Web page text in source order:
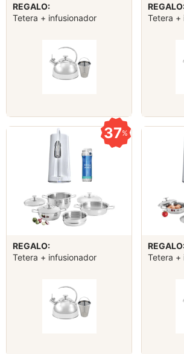
REGALO:
Tetera + infusionador
Tetera +
37%
REGALO:
Tetera + infusionador
Tetera +